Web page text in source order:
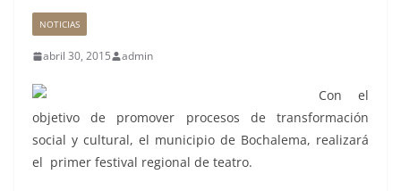
NOTICIAS
abril 30, 2015 admin
Con el
objetivo de promover procesos de transformación
social y cultural, el municipio de Bochalema, realizará
el primer festival regional de teatro.